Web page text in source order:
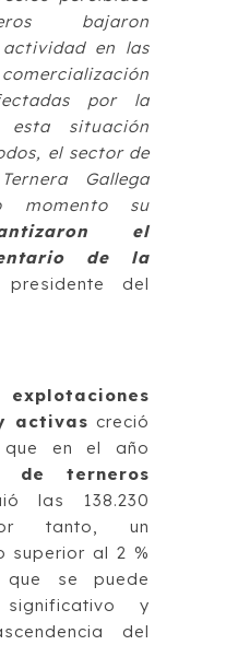
bajaron
en las
por la
esta situación
el sector de
Gallega
momento su
el
de la
del
activas creció
en el año
terneros
las 138.230
tanto, un
superior al 2 %
que se puede
y
del